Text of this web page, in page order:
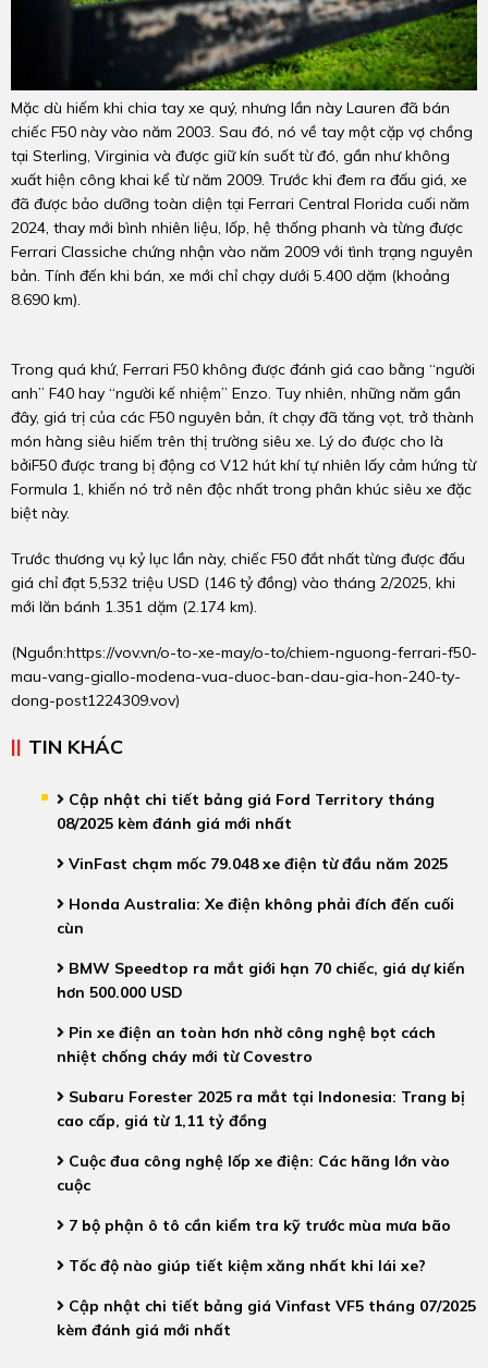
Mặc dù hiếm khi chia tay xe quý, nhưng lần này Lauren đã bán
chiếc F50 này vào năm 2003. Sau đó, nó về tay một cặp vợ chồng
tại Sterling, Virginia và được giữ kín suốt từ đó, gần như không
xuất hiện công khai kể từ năm 2009. Trước khi đem ra đấu giá, xe
đã được bảo dưỡng toàn diện tại Ferrari Central Florida cuối năm
2024, thay mới bình nhiên liệu, lốp, hệ thống phanh và từng được
Ferrari Classiche chứng nhận vào năm 2009 với tình trạng nguyên
bản. Tính đến khi bán, xe mới chỉ chạy dưới 5.400 dặm (khoảng
8.690 km).
Trong quá khứ, Ferrari F50 không được đánh giá cao bằng “người
anh” F40 hay “người kế nhiệm” Enzo. Tuy nhiên, những năm gần
đây, giá trị của các F50 nguyên bản, ít chạy đã tăng vọt, trở thành
món hàng siêu hiếm trên thị trường siêu xe. Lý do được cho là
bởiF50 được trang bị động cơ V12 hút khí tự nhiên lấy cảm hứng từ
Formula 1, khiến nó trở nên độc nhất trong phân khúc siêu xe đặc
biệt này.
Trước thương vụ kỷ lục lần này, chiếc F50 đắt nhất từng được đấu
giá chỉ đạt 5,532 triệu USD (146 tỷ đồng) vào tháng 2/2025, khi
mới lăn bánh 1.351 dặm (2.174 km).
(Nguồn:https://vov.vn/o-to-xe-may/o-to/chiem-nguong-ferrari-f50-
mau-vang-giallo-modena-vua-duoc-ban-dau-gia-hon-240-ty-
dong-post1224309.vov)
TIN KHÁC
Cập nhật chi tiết bảng giá Ford Territory tháng
08/2025 kèm đánh giá mới nhất
VinFast chạm mốc 79.048 xe điện từ đầu năm 2025
Honda Australia: Xe điện không phải đích đến cuối
cùn
BMW Speedtop ra mắt giới hạn 70 chiếc, giá dự kiến
hơn 500.000 USD
Pin xe điện an toàn hơn nhờ công nghệ bọt cách
nhiệt chống cháy mới từ Covestro
Subaru Forester 2025 ra mắt tại Indonesia: Trang bị
cao cấp, giá từ 1,11 tỷ đồng
Cuộc đua công nghệ lốp xe điện: Các hãng lớn vào
cuộc
7 bộ phận ô tô cần kiểm tra kỹ trước mùa mưa bão
Tốc độ nào giúp tiết kiệm xăng nhất khi lái xe?
Cập nhật chi tiết bảng giá Vinfast VF5 tháng 07/2025
kèm đánh giá mới nhất